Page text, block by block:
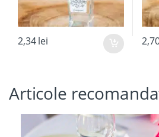
2,34lei
Articole